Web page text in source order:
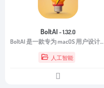
BoltAI - 1.32.0
BoltAI 是一款专为 macOS 用户设计的强大 AI 助手。
人工智能